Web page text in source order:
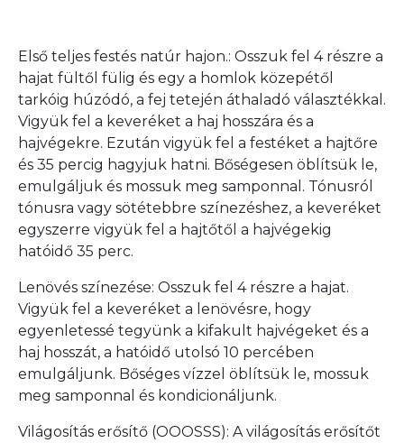
Első teljes festés natúr hajon.: Osszuk fel 4 részre a
hajat fültől fülig és egy a homlok közepétől
tarkóig húzódó, a fej tetején áthaladó választékkal.
Vigyük fel a keveréket a haj hosszára és a
hajvégekre. Ezután vigyük fel a festéket a hajtőre
és 35 percig hagyjuk hatni. Bőségesen öblítsük le,
emulgáljuk és mossuk meg samponnal. Tónusról
tónusra vagy sötétebbre színezéshez, a keveréket
egyszerre vigyük fel a hajtőtől a hajvégekig
hatóidő 35 perc.
Lenövés színezése: Osszuk fel 4 részre a hajat.
Vigyük fel a keveréket a lenövésre, hogy
egyenletessé tegyünk a kifakult hajvégeket és a
haj hosszát, a hatóidő utolsó 10 percében
emulgáljunk. Bőséges vízzel öblítsük le, mossuk
meg samponnal és kondicionáljunk.
Világosítás erősítő (OOOSSS): A világosítás erősítőt